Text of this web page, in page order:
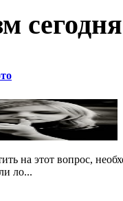
сегодня
на этот вопрос,
ло...